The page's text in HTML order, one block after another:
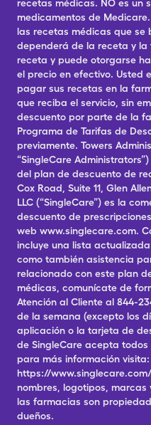
recetas médicas. NO es un
medicamentos de
las recetas médicas que se
dependerá de la receta y
receta y puede otorgarse
el precio en efectivo. Usted
pagar sus recetas en la
que reciba el servicio, sin
descuento por parte de la
Programa de Tarifas de
previamente. Towers
“SingleCare
del plan de descuento de
Cox Road, Suite 11, Glen
LLC (“SingleCare”) es la
descuento de
web www.singlecare.com.
incluye una lista
como también asistencia
relacionado con este plan
médicas, comunícate de
Atención al Cliente al 844-
de la semana (excepto los
aplicación o la tarjeta de
de SingleCare acepta todos
para más información visita:
https://
nombres, logotipos,
las farmacias son
dueños.